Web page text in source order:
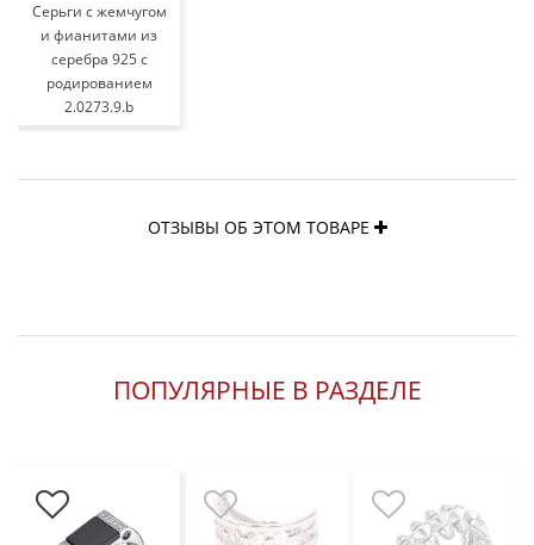
Серьги с жемчугом
и фианитами из
серебра 925 с
родированием
2.0273.9.b
ОТЗЫВЫ ОБ ЭТОМ ТОВАРЕ
ПОПУЛЯРНЫЕ В РАЗДЕЛЕ